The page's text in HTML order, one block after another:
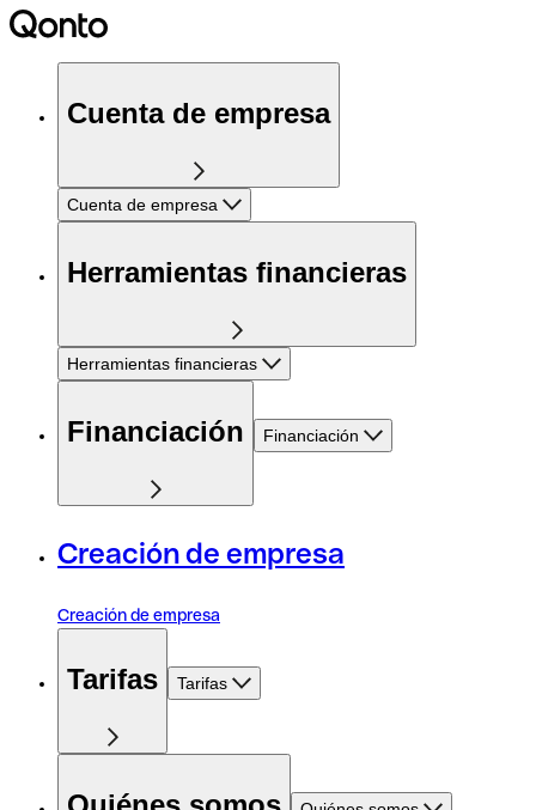
Cuenta de empresa
Cuenta de empresa
Herramientas financieras
Herramientas financieras
Financiación Financiación
Creación de empresa
Creación de empresa
Tarifas Tarifas